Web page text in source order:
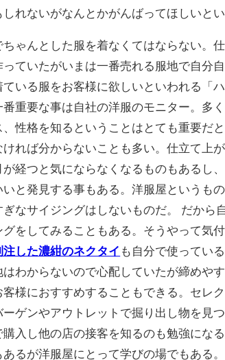
れないがなんとかがんばってほしいと
ゃんとした服を着なくてはならない。
っていたがいまは一番売れる服地で自分
ている服をお客様に欲しいといわれる「
重要な事は自社の洋服のモニター。 多
性格を知るということはとても重要だ
ければ分からないことも多い。仕立て上
経つと気にならなくなるものもあるし
いと発見する事もある。洋服屋というも
ぎなサイジングはしないものだ。 だから
グをしてみることもある。そうやって気
注した濃紺のネクタイ も自分で使ってい
はわからないので心配していたが締めや
客様におすすめすることもできる。セレ
ーゲンやアウトレットで掘り出し物を見
購入し他の店の接客を知るのも勉強にな
るが洋服屋にとって学びの場でもある。